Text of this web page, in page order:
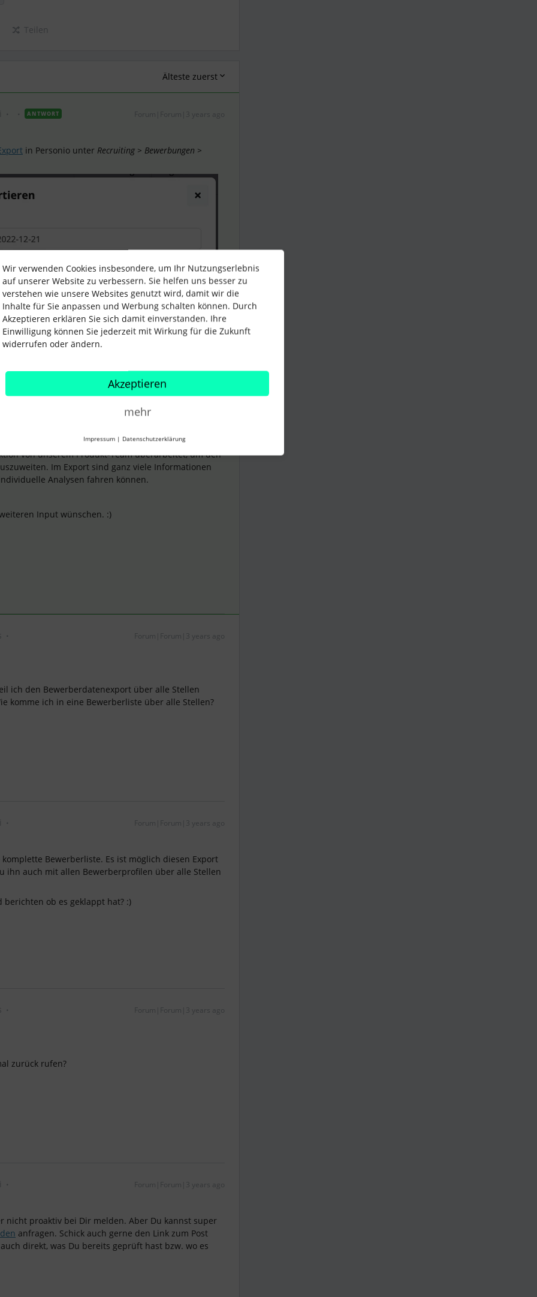
Teilen
Älteste zuerst
ANTWORT
in Personio unter Recruiting > Bewerbungen >
einem Zeitraum von maximal 12 Monaten
von unserem Produkt-Team überarbeitet, um den
Im Export sind ganz viele Informationen
Analysen fahren können.
Input wünschen. :)
Forum|Forum|3 years ago
ich den Bewerberdatenexport über alle Stellen
komme ich in eine Bewerberliste über alle Stellen?
Forum|Forum|3 years ago
Bewerberliste. Es ist möglich diesen Export
ihn auch mit allen Bewerberprofilen über alle Stellen
ob es geklappt hat? :)
Forum|Forum|3 years ago
zurück rufen?
Forum|Forum|3 years ago
nicht proaktiv bei Dir melden. Aber Du kannst super
anfragen. Schick auch gerne den Link zum Post
direkt, was Du bereits geprüft hast bzw. wo es
Wir verwenden Cookies insbesondere, um Ihr Nutzungserlebnis
auf unserer Website zu verbessern. Sie helfen uns besser zu
verstehen wie unsere Websites genutzt wird, damit wir die
Inhalte für Sie anpassen und Werbung schalten können. Durch
Akzeptieren erklären Sie sich damit einverstanden. Ihre
Einwilligung können Sie jederzeit mit Wirkung für die Zukunft
widerrufen oder ändern.
Akzeptieren
mehr
Impressum | Datenschutzerklärung